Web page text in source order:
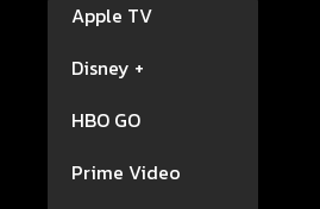
Apple TV
Disney +
HBO GO
Prime Video